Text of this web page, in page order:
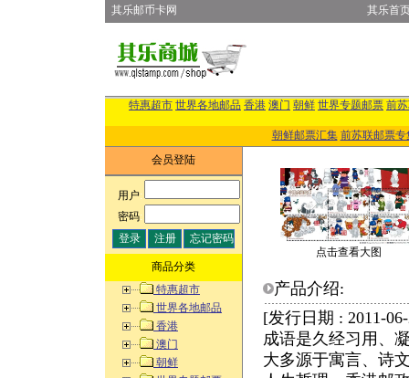
其乐邮币卡网 其乐首
特惠超市 世界各地邮品 香港 澳门 朝鲜 世界专题邮票 前
朝鲜邮票汇集 前苏联邮票专
会员登陆
用户:
密码:
商品分类
特惠超市
世界各地邮品
香港
澳门
朝鲜
点击查看大图
产品介绍:
[发行日期 : 2011-
成语是久经习用、
大多源于寓言、诗